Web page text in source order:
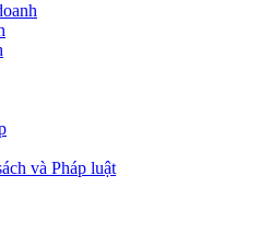
và Pháp luật